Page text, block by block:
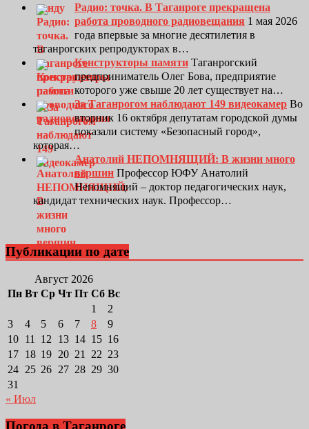
Радио: точка. В Таганроге прекращена
работа проводного радиовещания 1 мая 2026
года впервые за многие десятилетия в
таганрогских репродукторах в…
Конструкторы памяти Таганрогский
предприниматель Олег Бова, предприятие
которого уже свыше 20 лет существует на…
За Таганрогом наблюдают 149 видеокамер Во
вторник 16 октября депутатам городской думы
показали систему «Безопасный город»,
которая…
Анатолий НЕПОМНЯЩИЙ: В жизни много
вершин Профессор ЮФУ Анатолий
Непомнящий – доктор педагогических наук,
кандидат технических наук. Профессор…
Публикации по дате
Август 2026
Пн Вт Ср Чт Пт Сб Вс
1
2
3
4 5 6 7 8
9
10 11 12 13 14 15 16
17 18 19 20 21 22 23
24 25 26 27 28 29 30
31
« Июл
Погода в Таганроге